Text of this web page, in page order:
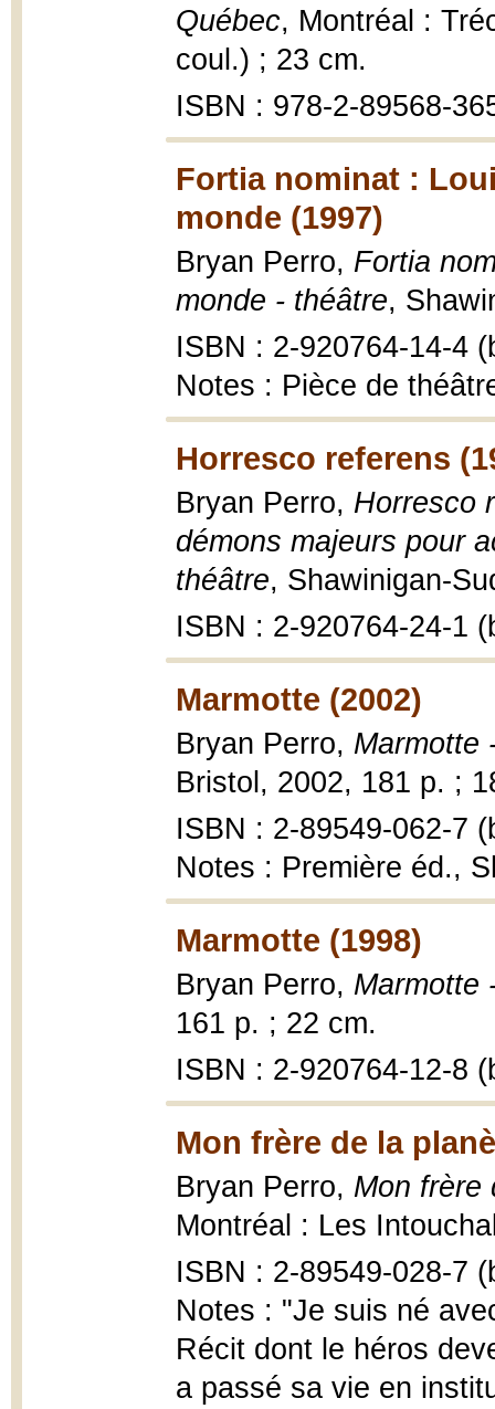
Québec, Montréal :
coul.) ; 23 cm.
ISBN : 978-2-89568-
Fortia nominat :
monde (1997)
Bryan Perro, Fortia
monde - théâtre,
ISBN : 2-920764-14-4
Notes : Pièce de
Horresco referens
Bryan Perro, Horresco
démons majeurs pour
théâtre, Shawinigan-
ISBN : 2-920764-24-1
Marmotte (2002)
Bryan Perro, Marmotte
Bristol, 2002, 181 p. ;
ISBN : 2-89549-062-7
Notes : Première éd.,
Marmotte (1998)
Bryan Perro, Marmotte
161 p. ; 22 cm.
ISBN : 2-920764-12-8
Mon frère de la
Bryan Perro, Mon frère
Montréal : Les
ISBN : 2-89549-028-7
Notes : "Je suis né
Récit dont le héros
a passé sa vie en